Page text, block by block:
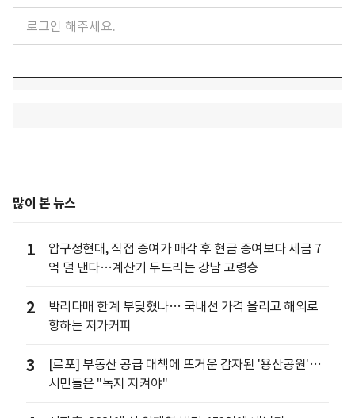
많이 본 뉴스
1
압구정현대, 직접 증여가 매각 후 현금 증여보다 세금 7
억 덜 낸다…계산기 두드리는 강남 고령층
2
박리다매 한계 부딪혔나… 국내선 가격 올리고 해외로
향하는 저가커피
3
[르포] 부동산 공급 대책에 뜨거운 감자된 '용산공원'…
시민들은 "녹지 지켜야"